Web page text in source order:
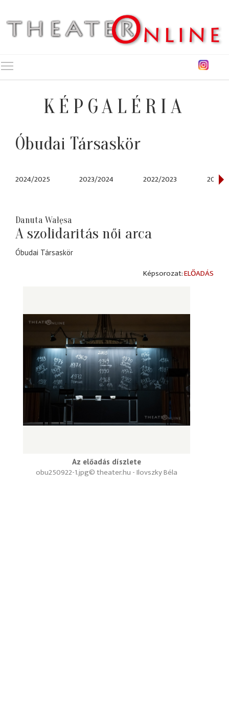
KÉPGALÉRIA
Óbudai Társaskör
2024/2025 2023/2024 2022/2023 2014/
Danuta Wałęsa
A szolidaritás női arca
Óbudai Társaskör
ELŐADÁS
Az előadás díszlete
© theater.hu - Ilovszky Béla
obu250922-1.jpg